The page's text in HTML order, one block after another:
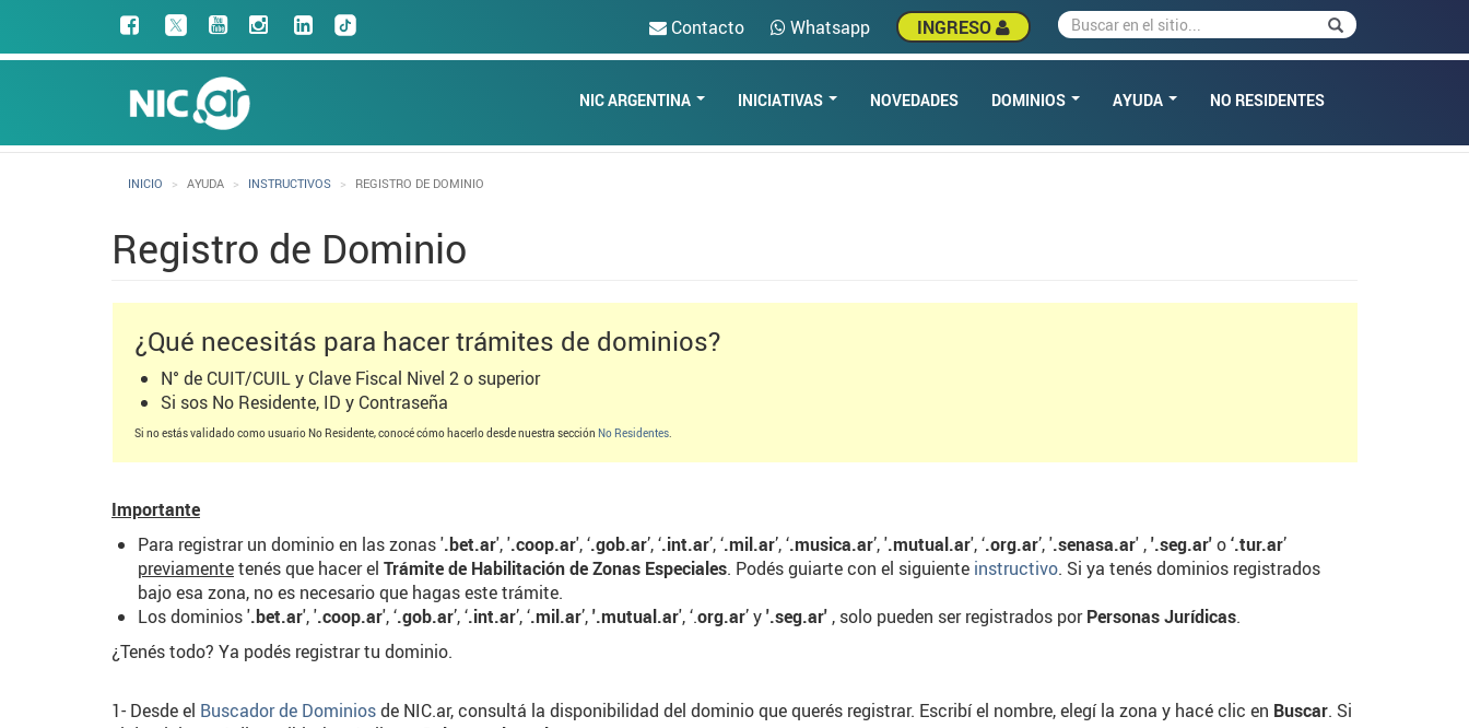
contenido
Buscar Buscar
Facebook Contacto Whatsapp INGRESO
Main
navigation
NIC ARGENTINA INICIATIVAS NOVEDADES DOMINIOS AYUDA NO RESIDENTES
INICIO AYUDA INSTRUCTIVOS REGISTRO DE DOMINIO
Registro de Dominio
¿Qué necesitás para hacer trámites de dominios?
N° de CUIT/CUIL y Clave Fiscal Nivel 2 o superior
Si sos No Residente, ID y Contraseña
Si no estás validado como usuario No Residente, conocé cómo hacerlo desde nuestra sección No Residentes.
Importante
Para registrar un dominio en las zonas '.bet.ar', '.coop.ar', ‘.gob.ar’, ‘.int.ar’, ‘.mil.ar’, ‘.musica.ar’, '.mutual.ar', ‘.org.ar’, '.senasa.ar' ,'.seg.ar'o‘.tur.ar’
previamentetenés que hacer el Trámite de Habilitación de Zonas Especiales. Podés guiarte con el siguiente instructivo. Si ya tenés dominios registrados
bajo esa zona, no es necesario que hagas este trámite.
Los dominios '.bet.ar', '.coop.ar', ‘.gob.ar’, ‘.int.ar’, ‘.mil.ar’,'.mutual.ar', ‘.org.ar’ y'.seg.ar', solo pueden ser registrados porPersonas Jurídicas.
¿Tenés todo? Ya podés registrar tu dominio.
1- Desde el Buscador de Dominiosde NIC.ar, consultá la disponibilidad del dominio que querés registrar. Escribí el nombre, elegí la zona y hacé clic en Buscar. Si